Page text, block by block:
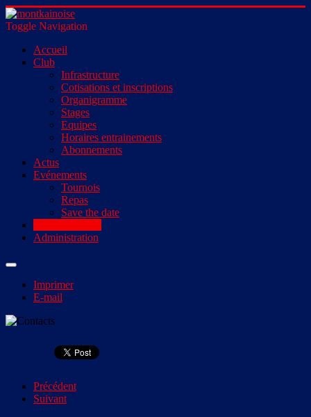
Toggle Navigation
Accueil
Club
Infrastructure
Cotisations et inscriptions
Organigramme
Stages
Equipes
Horaires entrainements
Abonnements
Actus
Evénements
Tournois
Repas
Save the date
Administration
Imprimer
E-mail
Précédent
Suivant